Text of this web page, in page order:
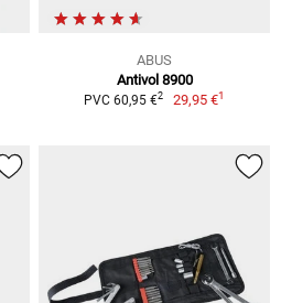
ABUS
Antivol 8900
PVC 60,95 €2 29,95 €1